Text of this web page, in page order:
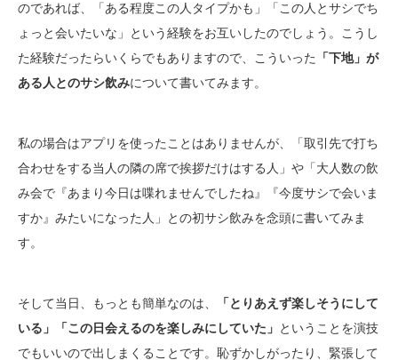
のであれば、「ある程度この人タイプかも」「この人とサシでち
ょっと会いたいな」という経験をお互いしたのでしょう。こうし
た経験だったらいくらでもありますので、こういった
「下地」が
ある人とのサシ飲みについて書いてみます。
私の場合はアプリを使ったことはありませんが、「取引先で打ち
合わせをする当人の隣の席で挨拶だけはする人」や「大人数の飲
み会で『あまり今日は喋れませんでしたね』『今度サシで会いま
すか』みたいになった人」との初サシ飲みを念頭に書いてみま
す。
そして当日、もっとも簡単なのは、
「とりあえず楽しそうにして
いる」「この日会えるのを楽しみにしていた」 ということを演技
でもいいので出しまくることです。恥ずかしがったり、緊張して